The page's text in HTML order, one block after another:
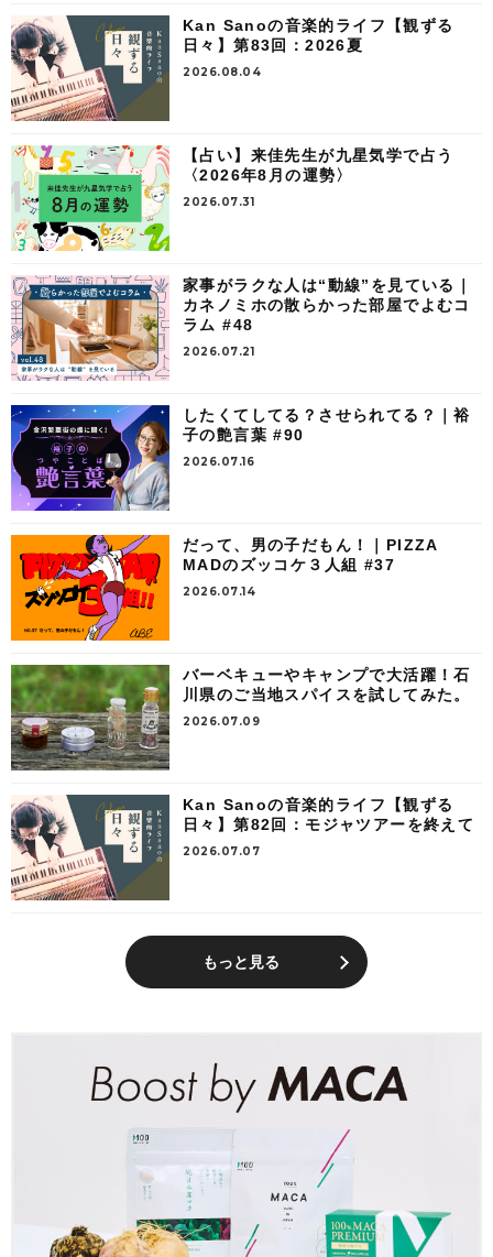
Kan Sanoの音楽的ライフ【観ずる
日々】第83回：2026夏
2026.08.04
【占い】来佳先生が九星気学で占う
〈2026年8月の運勢〉
2026.07.31
家事がラクな人は“動線”を見ている｜
カネノミホの散らかった部屋でよむコ
ラム #48
2026.07.21
したくてしてる？させられてる？｜裕
子の艶言葉 #90
2026.07.16
だって、男の子だもん！｜PIZZA
MADのズッコケ３人組 #37
2026.07.14
バーベキューやキャンプで大活躍！石
川県のご当地スパイスを試してみた。
2026.07.09
Kan Sanoの音楽的ライフ【観ずる
日々】第82回：モジャツアーを終えて
2026.07.07
もっと見る